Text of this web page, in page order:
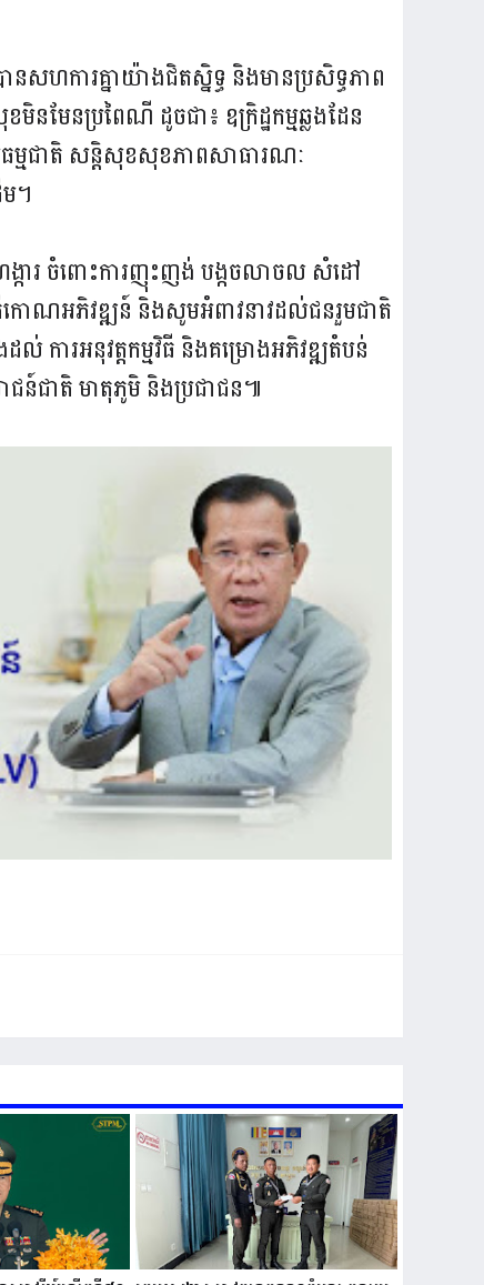
នសហការគ្នាយ៉ាងជិតស្និទ្ធ និងមានប្រសិទ្ធភាព
មិនមែនប្រពៃណី ដូចជា៖ ឧក្រិដ្ឋកម្មឆ្លងដែន
ធម្មជាតិ សន្តិសុខសុខភាពសាធារណៈ
។
ារ ចំពោះការញុះញង់ បង្កចលាចល សំដៅ
កោណអភិវឌ្ឍន៍ និងសូមអំពាវនាវដល់ជនរួមជាតិ
ារអនុវត្តកម្មវិធី និងគម្រោងអភិវឌ្ឍតំបន់
ជន៍ជាតិ មាតុភូមិ និងប្រជាជន៕